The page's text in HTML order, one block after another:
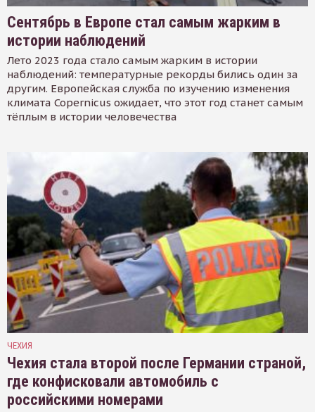
Сентябрь в Европе стал самым жарким в
истории наблюдений
Лето 2023 года стало самым жарким в истории
наблюдений: температурные рекорды бились один за
другим. Европейская служба по изучению изменения
климата Copernicus ожидает, что этот год станет самым
тёплым в истории человечества
ЧЕХИЯ
Чехия стала второй после Германии страной,
где конфисковали автомобиль с
российскими номерами